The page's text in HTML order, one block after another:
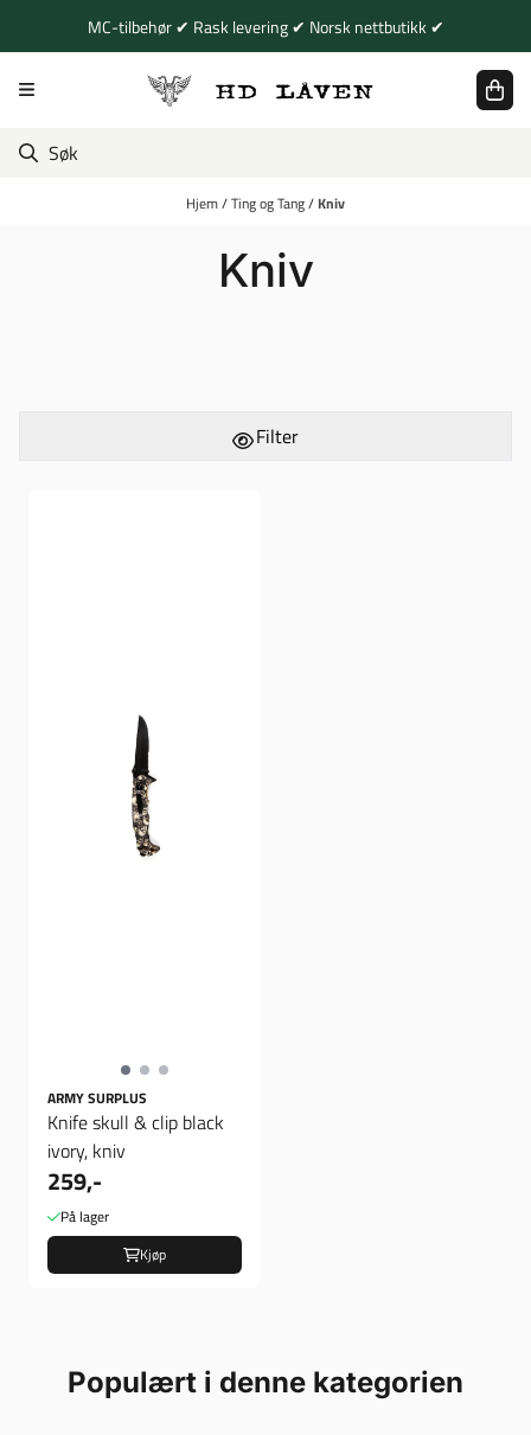
Hopp til innholdMC-tilbehør ✔ Rask levering ✔ Norsk nettbutikk ✔
Hjem/Ting og Tang/ Kniv
Kniv
Filter
ARMY SURPLUS
Knife skull & clip black
ivory, kniv
259,-
På lager
Kjøp
Populært i denne kategorien